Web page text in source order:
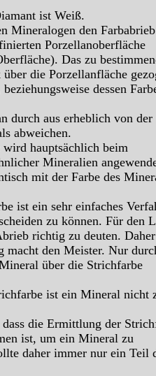
ist Weiß.
Mineralogen den
Porzellanoberfläche
Das zu
die Porzellanfläche
dessen
durch aus erheblich von der
abweichen.
hauptsächlich beim
Mineralien
mit der Farbe des
ist ein sehr einfaches
zu können. Für den
richtig zu deuten.
macht den Meister. Nur
über die Strichfarbe
ist ein Mineral nicht
die Ermittlung der
ist, um ein Mineral zu
daher immer nur ein Teil